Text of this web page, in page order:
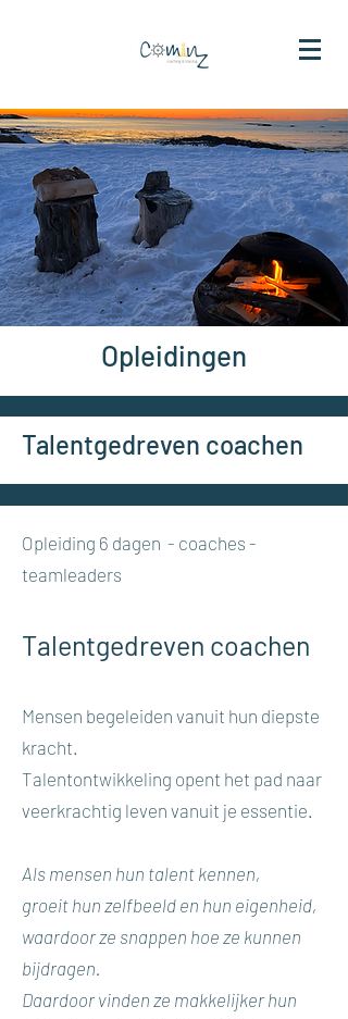
Opleidingen
Talentgedreven coachen
Opleiding 6 dagen - coaches -
teamleaders
Talentgedreven coachen
​Mensen begeleiden vanuit hun diepste
kracht.
Talentontwikkeling opent het pad naar
veerkrachtig leven vanuit je essentie.
Als mensen hun talent kennen,
groeit hun zelfbeeld en hun eigenheid,
waardoor ze snappen hoe ze kunnen
bijdragen.
Daardoor vinden ze makkelijker hun